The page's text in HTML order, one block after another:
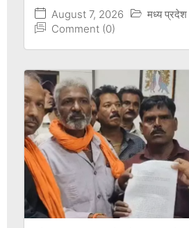
August 7, 2026
मध्य प्रदेश
Comment (0)